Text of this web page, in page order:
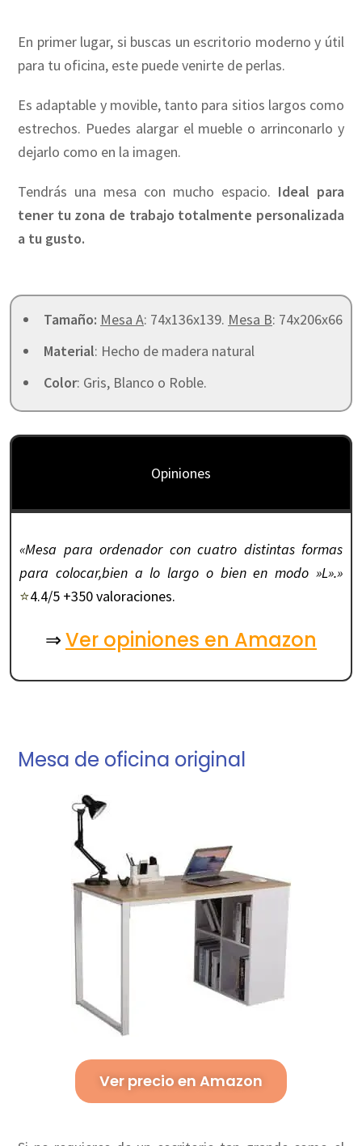
En primer lugar, si buscas un escritorio moderno y útil
para tu oficina, este puede venirte de perlas.
Es adaptable y movible, tanto para sitios largos como
estrechos. Puedes alargar el mueble o arrinconarlo y
dejarlo como en la imagen.
Tendrás una mesa con mucho espacio. Ideal para
tener tu zona de trabajo totalmente personalizada
a tu gusto.
Tamaño: Mesa A: 74x136x139. Mesa B: 74x206x66
Material: Hecho de madera natural
Color: Gris, Blanco o Roble.
Opiniones
«Mesa para ordenador con cuatro distintas formas
para colocar,bien a lo largo o bien en modo »L».»
⭐4.4/5 +350 valoraciones.
⇒Ver opiniones en Amazon
Mesa de oficina original
Ver precio en Amazon